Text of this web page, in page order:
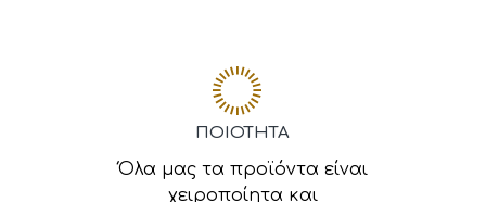
ΠΟΙΟΤΗΤΑ
Όλα μας τα προϊόντα είναι
χειροποίητα και